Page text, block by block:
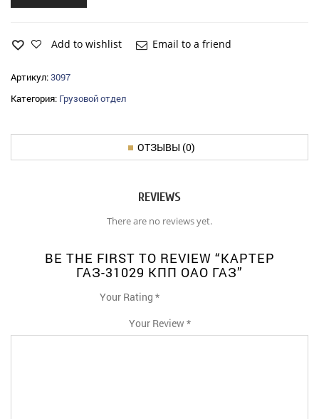
Add to wishlist Email to a friend
Артикул:3097
Категория: Грузовой отдел
ОТЗЫВЫ (0)
REVIEWS
There are no reviews yet.
BE THE FIRST TO REVIEW “КАРТЕР
ГАЗ-31029 КПП ОАО ГАЗ”
Your Rating *
1 4
Your Review *